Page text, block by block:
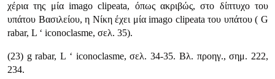
χέρια της μία imago clipeata, όπως ακριβώς, στο δίπτυχο του
υπάτου Βασιλείου, η Νίκη έχει μία imago clipeata του υπάτου ( G
rabar, L ‘ iconoclasme, σελ. 35).
(23) g rabar, L ‘ iconoclasme, σελ. 34-35. Βλ. προηγ., σημ. 222,
234.